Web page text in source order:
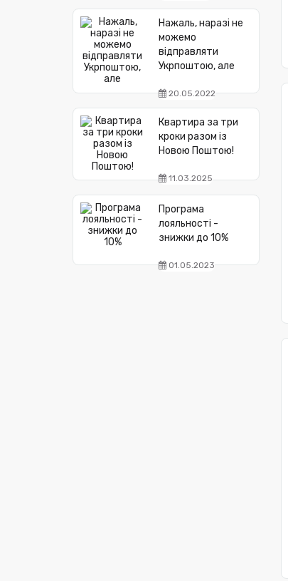
Нажаль, наразі не
можемо
відправляти
Укрпоштою, але
20.05.2022
Квартира за три
кроки разом із
Новою Поштою!
11.03.2025
Програма
лояльності -
знижки до 10%
01.05.2023